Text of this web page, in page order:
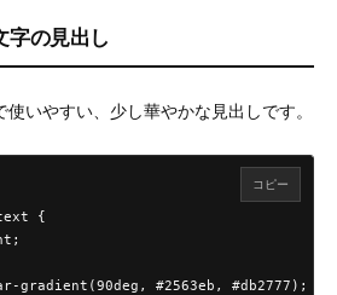
字の見出し
いやすい、少し華やかな見出しです。
{
gradient(90deg, #2563eb, #db2777);
コピー